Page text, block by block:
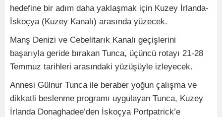
hedefine bir adım daha yaklaşmak için Kuzey İrlanda-
İskoçya (Kuzey Kanalı) arasında yüzecek.
Manş Denizi ve Cebelitarık Kanalı geçişlerini
başarıyla geride bırakan Tunca, üçüncü rotayı 21-28
Temmuz tarihleri arasındaki yüzüşüyle izleyecek.
Annesi Gülnur Tunca ile beraber yoğun çalışma ve
dikkatli beslenme programı uygulayan Tunca, Kuzey
İrlanda Donaghadee’den İskoçya Portpatrick’e